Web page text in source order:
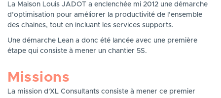
La Maison Louis JADOT a enclenchée mi 2012 une démarche
d’optimisation pour améliorer la productivité de l’ensemble
des chaines, tout en incluant les services supports.
Une démarche Lean a donc été lancée avec une première
étape qui consiste à mener un chantier 5S.
Missions
La mission d'XL Consultants consiste à mener ce premier